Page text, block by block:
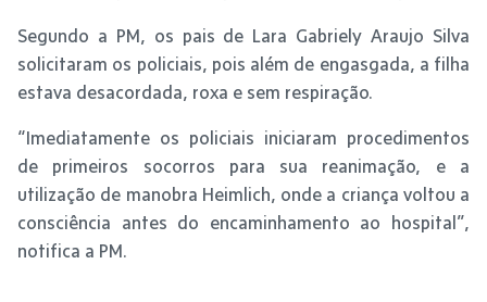
Segundo a PM, os pais de Lara Gabriely Araujo Silva
solicitaram os policiais, pois além de engasgada, a filha
estava desacordada, roxa e sem respiração.
“Imediatamente os policiais iniciaram procedimentos
de primeiros socorros para sua reanimação, e a
utilização de manobra Heimlich, onde a criança voltou a
consciência antes do encaminhamento ao hospital”,
notifica a PM.